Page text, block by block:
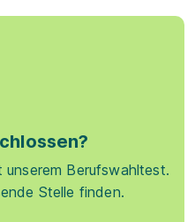
unserem Berufswahltest.
Stelle finden.